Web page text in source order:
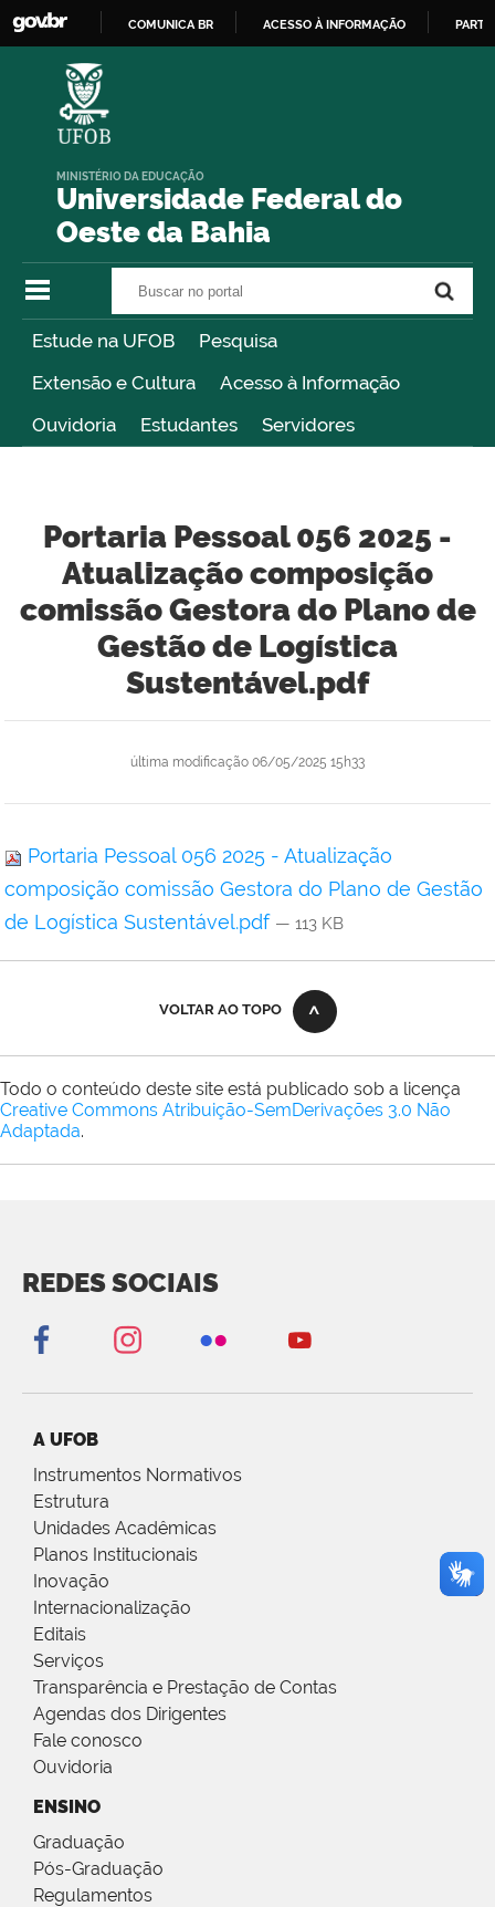
COMUNICA BR ACESSO À INFORMAÇÃO
Universidade Federal do
Oeste da Bahia
MINISTÉRIO DA EDUCAÇÃO
Estude na UFOB
Pesquisa
Extensão e Cultura
Acesso à Informação
Ouvidoria
Estudantes Servidores
Portaria Pessoal 056 2025 -
Atualização composição
comissão Gestora do Plano de
Gestão de Logística
Sustentável.pdf
última modificação 06/05/2025 15h33
Portaria Pessoal 056 2025 - Atualização
composição comissão Gestora do Plano de Gestão
de Logística Sustentável.pdf — 113 KB
VOLTAR AO TOPO
Todo o conteúdo deste site está publicado sob a licença
Creative Commons Atribuição-SemDerivações 3.0 Não
Adaptada.
REDES SOCIAIS
A UFOB
Instrumentos Normativos
Estrutura
Unidades Acadêmicas
Planos Institucionais
Inovação
Internacionalização
Editais
Serviços
Transparência e Prestação de Contas
Agendas dos Dirigentes
Fale conosco
Ouvidoria
ENSINO
Graduação
Pós-Graduação
Regulamentos